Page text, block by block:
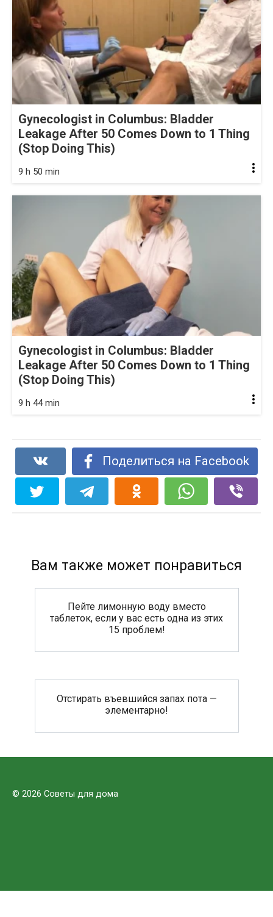
Gynecologist in Columbus: Bladder
Leakage After 50 Comes Down to 1 Thing
(Stop Doing This)
9 h 50 min
Gynecologist in Columbus: Bladder
Leakage After 50 Comes Down to 1 Thing
(Stop Doing This)
9 h 44 min
Поделиться на Facebook
Вам также может понравиться
Пейте лимонную воду вместо
таблеток, если у вас есть одна из этих
15 проблем!
Отстирать въевшийся запах пота —
элементарно!
© 2026 Советы для дома